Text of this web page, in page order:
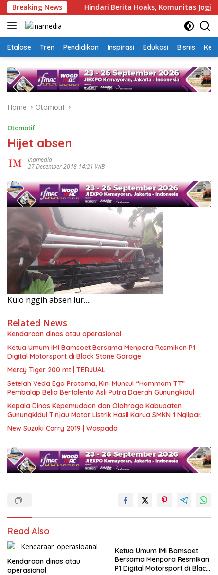
Skip
to
content
Breaking News Hindari Berita Hoaks, Komunitas Jogja
Etalase Tren Pendidikan Inspirasi Edukasi Bisnis
Home Otomotif
Otomotif
Hijet absen
Inamedia
27 December 2018 14:21 WIB
Kulo nggih absen lur….
Related News
Kendaraan dinas atau operasional
Ketua Umum IMI Bamsoet Bersama Menpora Resmikan P1
Digital Motorsport di Black Stone Garage
Mercy Tiger 200 mt | TERJUAL
Setelah Veda Ega Pratama, Kini Muncul “Hammam TT”
Pembalap Belia Bertalenta Asli Putra Daerah Gunungkidul
Kepala Dinas Kepemudaan dan Olahraga Kabupaten
Gunungkidul Tinjau Motor Listrik Hasil Karya SMKN 1 Nglipar.
New Suzuki Carry 2019 | Waspada
Read Also
Kendaraan dinas atau
operasional
Ketua Umum IMI Bamsoet
Bersama Menpora Resmikan
P1 Digital Motorsport di Black